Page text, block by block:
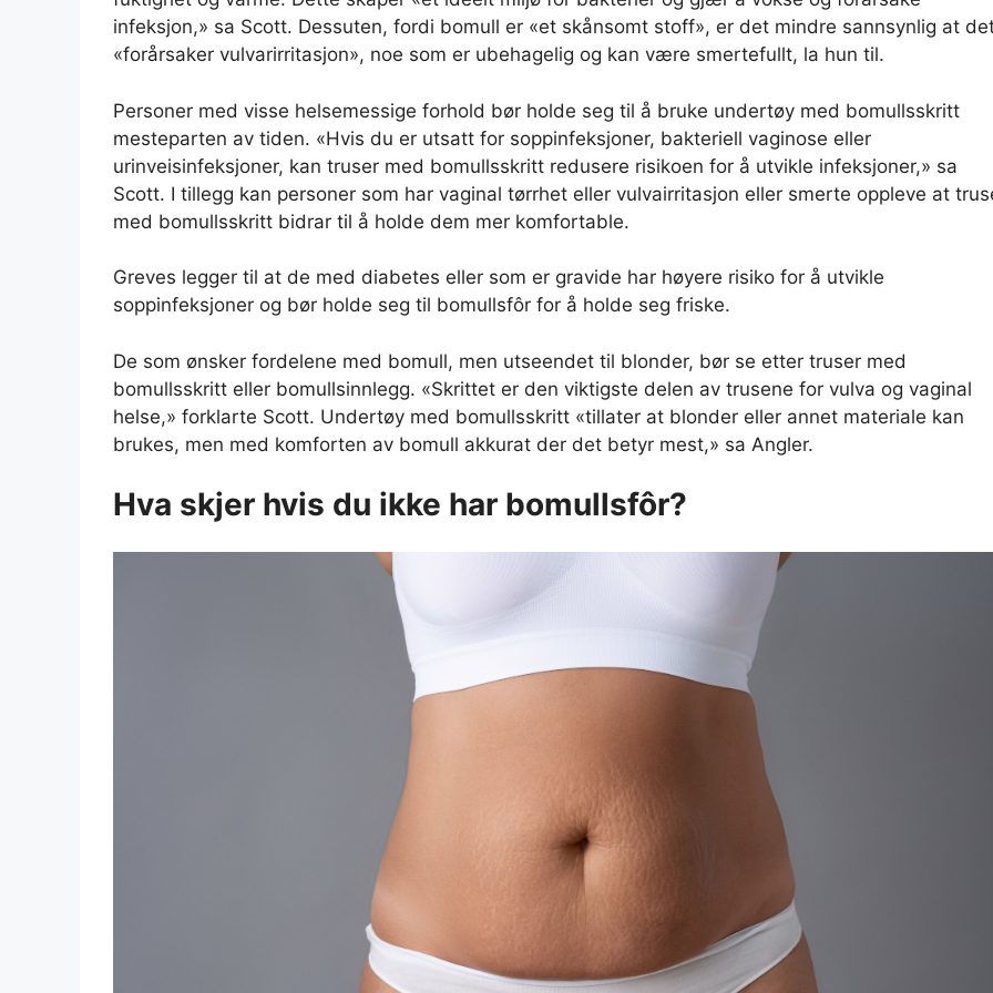
infeksjon,» sa Scott. Dessuten, fordi bomull er «et skånsomt stoff», er det mindre sannsynlig at
«forårsaker vulvarirritasjon», noe som er ubehagelig og kan være smertefullt, la hun til.
Personer med visse helsemessige forhold bør holde seg til å bruke undertøy med bomullsskritt
mesteparten av tiden. «Hvis du er utsatt for soppinfeksjoner, bakteriell vaginose eller
urinveisinfeksjoner, kan truser med bomullsskritt redusere risikoen for å utvikle infeksjoner,» sa
Scott. I tillegg kan personer som har vaginal tørrhet eller vulvairritasjon eller smerte oppleve at
med bomullsskritt bidrar til å holde dem mer komfortable.
Greves legger til at de med diabetes eller som er gravide har høyere risiko for å utvikle
soppinfeksjoner og bør holde seg til bomullsfôr for å holde seg friske.
De som ønsker fordelene med bomull, men utseendet til blonder, bør se etter truser med
bomullsskritt eller bomullsinnlegg. «Skrittet er den viktigste delen av trusene for vulva og vaginal
helse,» forklarte Scott. Undertøy med bomullsskritt «tillater at blonder eller annet materiale kan
brukes, men med komforten av bomull akkurat der det betyr mest,» sa Angler.
Hva skjer hvis du ikke har bomullsfôr?